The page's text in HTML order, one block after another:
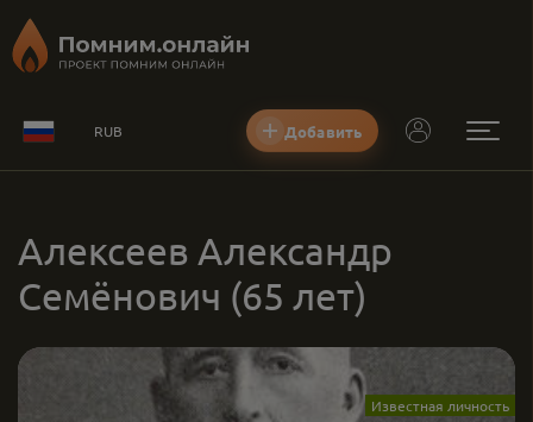
RUB Добавить
Алексеев Александр
Семёнович (65 лет)
Известная личность